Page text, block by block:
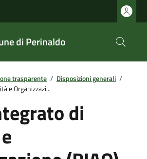
di Perinaldo
trasparente / Disposizioni generali /
e Organizzazi...
di